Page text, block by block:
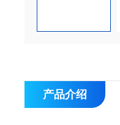
产品介绍